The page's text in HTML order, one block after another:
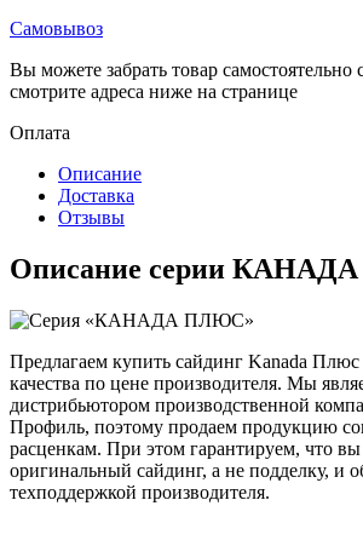
Самовывоз
Вы можете забрать товар самостоятельно
смотрите адреса ниже на странице
Оплата
Описание
Доставка
Отзывы
Описание серии
Предлагаем купить сайдинг Kanada Плюс
качества по цене производителя. Мы
дистрибьютором производственной
Профиль, поэтому продаем продукцию
расценкам. При этом гарантируем, что вы
оригинальный сайдинг, а не подделку, и
техподдержкой производителя.